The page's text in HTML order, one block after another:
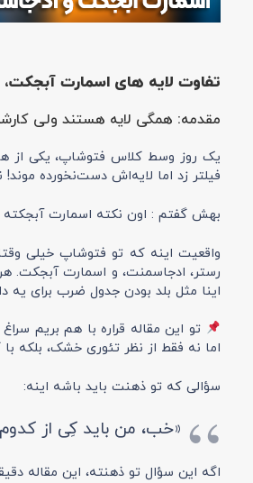
تفاوت لایه های اسمارت
مقدمه: همگی لایه هستند ولی
یک روز وسط کلاس فتوشاپ، یکی از
فیلتر زد اما لایه‌اش دست‌نخورده
بهش گفتم : اون نکته اسمارت آبجکته
واقعیت اینه که تو فتوشاپ خیلی
رستر، ادجاسمنت، و اسمارت آبجکت.
اینا مثل بلد بودن جدول ضرب برای یه
تو این مقاله قراره با هم بریم
اما نه فقط از نظر تئوری خشک، بلکه
سؤالی که تو ذهنت باید باشه اینه:
«خب، من باید کِی از
اگه این سؤال تو ذهنته، این مقاله